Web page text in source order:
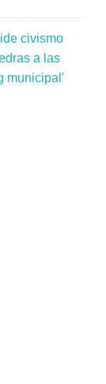
civismo
a las
municipal'